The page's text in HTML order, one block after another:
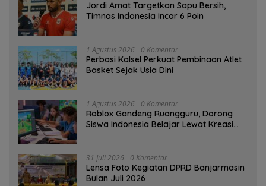
Jordi Amat Targetkan Sapu Bersih,
Timnas Indonesia Incar 6 Poin
1 Agustus 2026 0 Komentar
Perbasi Kalsel Perkuat Pembinaan Atlet
Basket Sejak Usia Dini
1 Agustus 2026 0 Komentar
Roblox Gandeng Ruangguru, Dorong
Siswa Indonesia Belajar Lewat Kreasi
31 Juli 2026 0 Komentar
Lensa Foto Kegiatan DPRD Banjarmasin
Bulan Juli 2026